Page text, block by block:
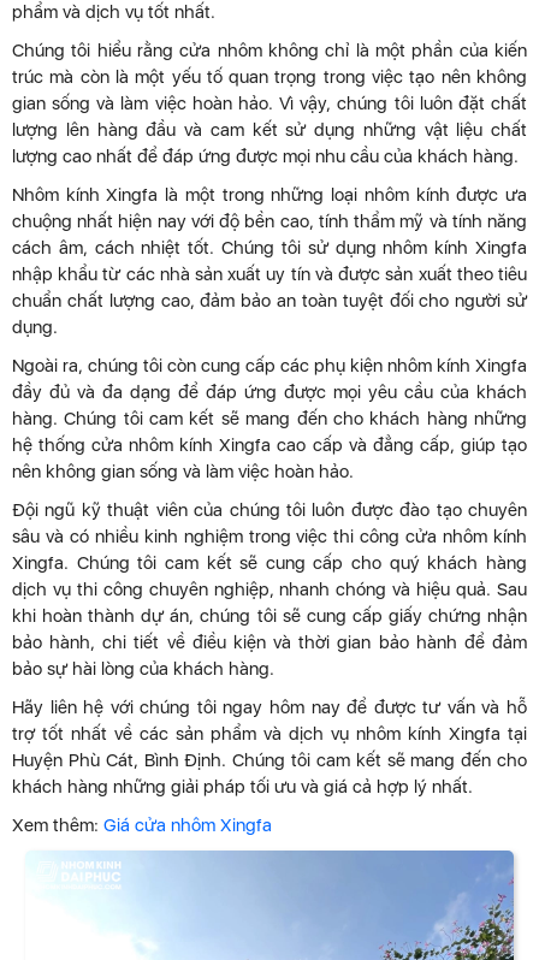
phẩm và dịch vụ tốt nhất.
Chúng tôi hiểu rằng cửa nhôm không chỉ là một phần của kiến
trúc mà còn là một yếu tố quan trọng trong việc tạo nên không
gian sống và làm việc hoàn hảo. Vì vậy, chúng tôi luôn đặt chất
lượng lên hàng đầu và cam kết sử dụng những vật liệu chất
lượng cao nhất để đáp ứng được mọi nhu cầu của khách hàng.
Nhôm kính Xingfa là một trong những loại nhôm kính được ưa
chuộng nhất hiện nay với độ bền cao, tính thẩm mỹ và tính năng
cách âm, cách nhiệt tốt. Chúng tôi sử dụng nhôm kính Xingfa
nhập khẩu từ các nhà sản xuất uy tín và được sản xuất theo tiêu
chuẩn chất lượng cao, đảm bảo an toàn tuyệt đối cho người sử
dụng.
Ngoài ra, chúng tôi còn cung cấp các phụ kiện nhôm kính Xingfa
đầy đủ và đa dạng để đáp ứng được mọi yêu cầu của khách
hàng. Chúng tôi cam kết sẽ mang đến cho khách hàng những
hệ thống cửa nhôm kính Xingfa cao cấp và đẳng cấp, giúp tạo
nên không gian sống và làm việc hoàn hảo.
Đội ngũ kỹ thuật viên của chúng tôi luôn được đào tạo chuyên
sâu và có nhiều kinh nghiệm trong việc thi công cửa nhôm kính
Xingfa. Chúng tôi cam kết sẽ cung cấp cho quý khách hàng
dịch vụ thi công chuyên nghiệp, nhanh chóng và hiệu quả. Sau
khi hoàn thành dự án, chúng tôi sẽ cung cấp giấy chứng nhận
bảo hành, chi tiết về điều kiện và thời gian bảo hành để đảm
bảo sự hài lòng của khách hàng.
Hãy liên hệ với chúng tôi ngay hôm nay để được tư vấn và hỗ
trợ tốt nhất về các sản phẩm và dịch vụ nhôm kính Xingfa tại
Huyện Phù Cát, Bình Định. Chúng tôi cam kết sẽ mang đến cho
khách hàng những giải pháp tối ưu và giá cả hợp lý nhất.
Xem thêm: Giá cửa nhôm Xingfa